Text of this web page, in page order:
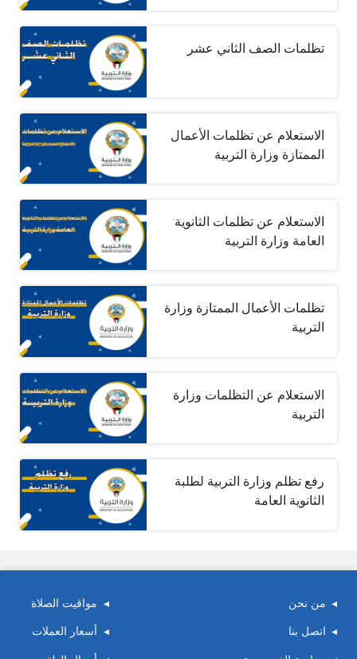
تظلمات الصف الثاني عشر
الاستعلام عن تظلمات الأعمال
الممتازة وزارة التربية
الاستعلام عن تظلمات الثانوية
العامة وزارة التربية
تظلمات الأعمال الممتازة وزارة
التربية
الاستعلام عن التظلمات وزارة
التربية
رفع تظلم وزارة التربية لطلبة
الثانوية العامة
من نحن
اتصل بنا
مواقيت الصلاة
أسعار العملات